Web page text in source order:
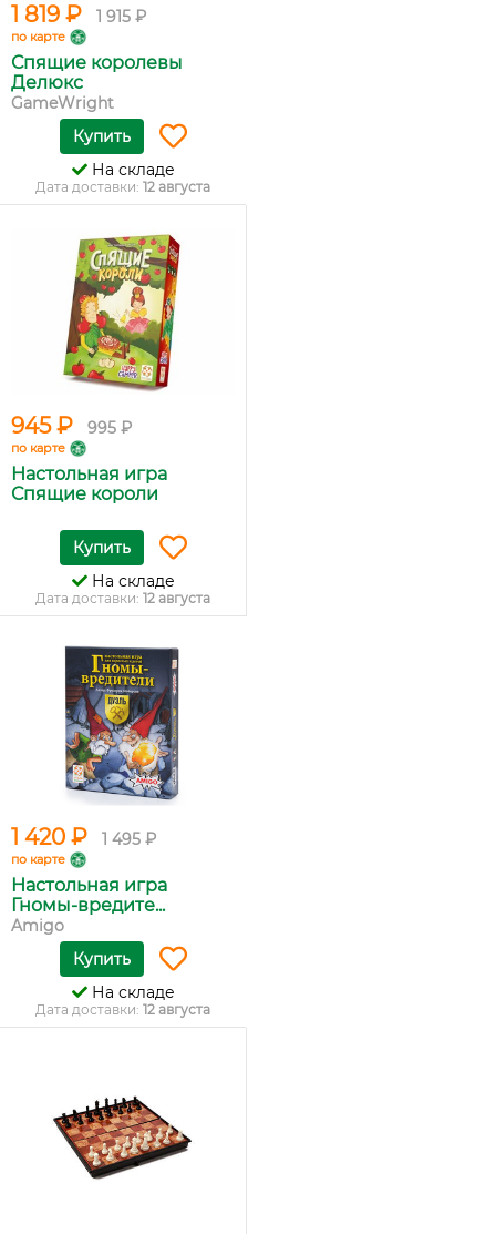
1 819 ₽ 1 915 ₽
по карте
Спящие королевы
Делюкс
GameWright
Купить
На складе
Дата доставки: 12 августа
945 ₽ 995 ₽
по карте
Настольная игра
Спящие короли
Купить
На складе
Дата доставки: 12 августа
1 420 ₽ 1 495 ₽
по карте
Настольная игра
Гномы-вредите...
Amigo
Купить
На складе
Дата доставки: 12 августа